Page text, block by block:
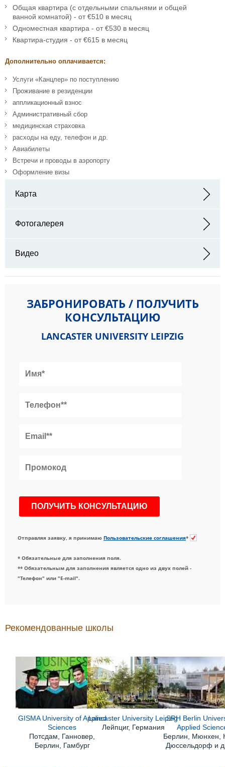
Общая квартира (с отдельными спальнями и общей
ванной комнатой) - от €510 в месяц
Одноместная квартира - от €530 в месяц
Квартира-студия - от €615 в месяц
Дополнительно оплачивается:
Услуги «Канцлер» по поступлению
Проживание в резиденции
аппликационный взнос
Административный сбор
медицинская страховка
расходы на еду, телефон и др.
Авиабилеты
Встречи и проводы в аэропорту
Оформление визы
Карта
Фотогалерея
Видео
ЗАБРОНИРОВАТЬ / ПОЛУЧИТЬ
КОНСУЛЬТАЦИЮ
LANCASTER UNIVERSITY LEIPZIG
Отправляя заявку, я принимаю Пользовательские соглашения*
* Обязательные для заполнения поля.
** Обязательным для заполнения является одно из двух полей -
"Телефон" или "E-mail".
Рекомендованные школы
GISMA University of Applied
Sciences
Потсдам, Ганновер,
Берлин, Гамбург
Lancaster University Leipzig
Лейпциг, Германия
SRH Berlin
Applied
Берлин, Мюнхен,
Дюссельдорф и